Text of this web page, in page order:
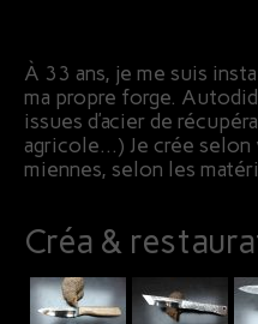
À 33 ans, je me suis
ma propre forge.
issues d’acier de
agricole…) Je crée
miennes, selon les
Créa &